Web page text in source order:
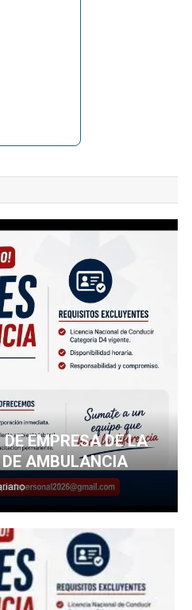
EMPRESA DE LA
AMBULANCIA